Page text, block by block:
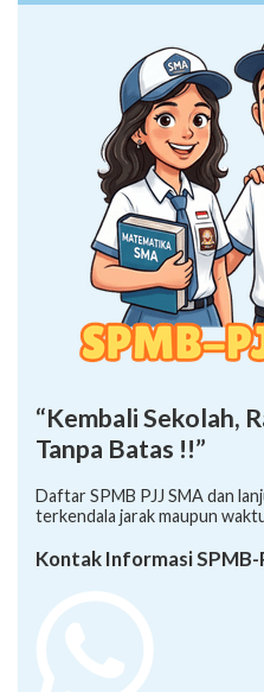
“Kembali Sekolah,
Tanpa Batas !!”
Daftar SPMB PJJ SMA dan
terkendala jarak maupun
Kontak Informasi SPMB-